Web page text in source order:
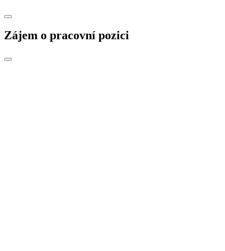
Zájem o pracovní pozici